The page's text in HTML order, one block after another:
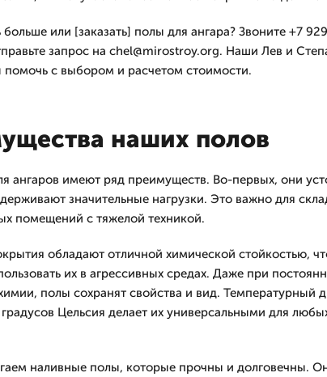
больше или [заказать] полы для ангара? Звоните +7
запрос на chel@mirostroy.org. Наши Лев и
помочь с выбором и расчетом стоимости.
наших полов
ангаров имеют ряд преимуществ. Во-первых, они
значительные нагрузки. Это важно для
помещений с тяжелой техникой.
обладают отличной химической стойкостью,
их в агрессивных средах. Даже при
полы сохранят свойства и вид. Температурный
Цельсия делает их универсальными для
наливные полы, которые прочны и долговечны.